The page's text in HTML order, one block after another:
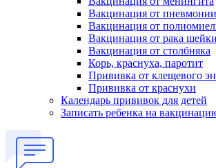
Вакцинация от пневмонии
Вакцинация от
Вакцинация от рака
Вакцинация от столбняка
Корь, краснуха, паротит
Прививка от клещевого
Прививка от краснухи
Календарь прививок для детей
Записать ребенка на